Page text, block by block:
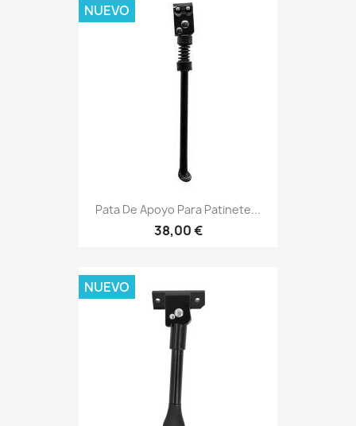
Pata De Apoyo Para Patinete...
38,00 €
NUEVO
NUEVO